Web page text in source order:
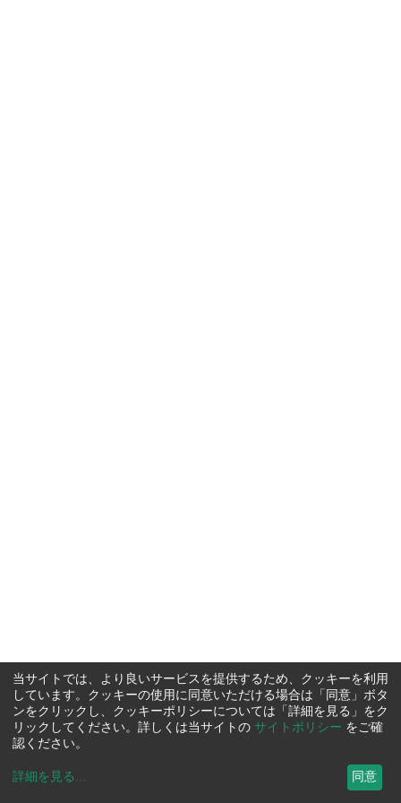
当サイトでは、より良いサービスを提供するため、クッキーを利用
しています。クッキーの使用に同意いただける場合は「同意」ボタ
ンをクリックし、クッキーポリシーについては「詳細を見る」をク
リックしてください。詳しくは当サイトの サイトポリシー をご確
認ください。
詳細を見る ... 同意